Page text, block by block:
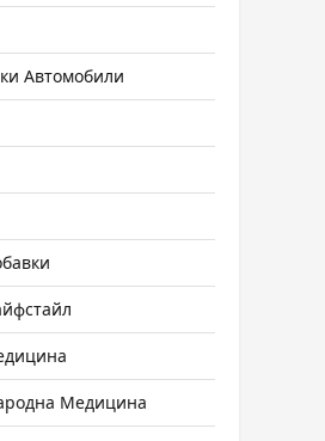
Автомобили
Медицина